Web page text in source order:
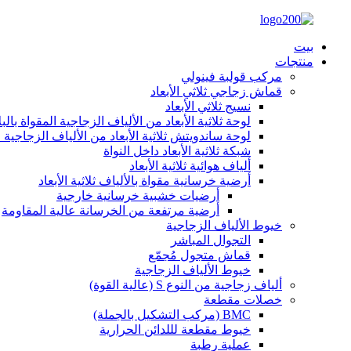
بيت
منتجات
مركب قولبة فينولي
قماش زجاجي ثلاثي الأبعاد
نسيج ثلاثي الأبعاد
لوحة ثلاثية الأبعاد من الألياف الزجاجية المقواة
لوحة ساندويتش ثلاثية الأبعاد من الألياف الزجاجية
شبكة ثلاثية الأبعاد داخل النواة
ألياف هوائية ثلاثية الأبعاد
أرضية خرسانية مقواة بالألياف ثلاثية الأبعاد
أرضيات خشبية خرسانية خارجية
أرضية مرتفعة من الخرسانة عالية المقاومة
خيوط الألياف الزجاجية
التجوال المباشر
قماش متجول مُجمّع
خيوط الألياف الزجاجية
ألياف زجاجية من النوع S (عالية القوة)
خصلات مقطعة
BMC (مركب التشكيل بالجملة)
خيوط مقطعة لللدائن الحرارية
عملية رطبة